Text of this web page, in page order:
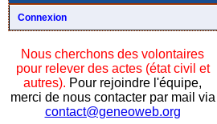
Connexion
Nous cherchons des volontaires
pour relever des actes (état civil et
autres). Pour rejoindre l'équipe,
merci de nous contacter par mail via
contact@geneoweb.org